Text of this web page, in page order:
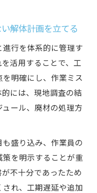
ではのメリットと
続きの違いに注意
全体像を掴む方法
チャートでわかり
全体把握のコツと
程の重要ポイント
解体計画を立てる
行を体系的に管理す
活用することで、工
明確にし、作業ミス
には、現地調査の結
ール、廃材の処理方
盛り込み、作業員の
を明示することが重
不十分であったため
れ、工期遅延や追加